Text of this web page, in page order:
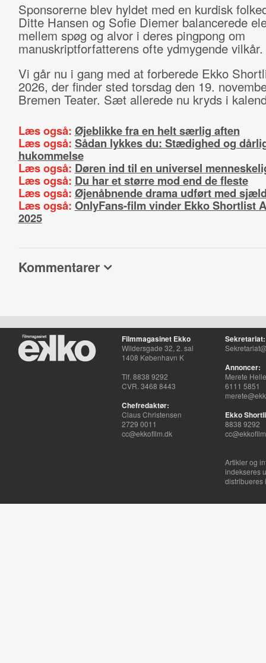
Sponsorerne blev hyldet med en kurdisk
Ditte Hansen og Sofie Diemer balancerede
mellem spøg og alvor i deres pingpong om
manuskriptforfatterens ofte ydmygende vilkår.
Vi går nu i gang med at forberede Ekko
2026, der finder sted torsdag den 19.
Bremen Teater. Sæt allerede nu kryds i
Læs også: Øjeblikke fra en helt særlig aften
Læs også: Sådan lykkes du: Stædighed og
hukommelse
Læs også: Døren ind til en universel
Læs også: Du har et større mod end de fleste
Læs også: Øjenåbnende drama udført med
Læs også: OnlyFans-film vinder Ekko Shortlist
2025
Kommentarer
Filmmagasinet Ekko
Wildersgade 32, 2. sal
1408 København K
Tlf. 8838 9292
CVR. 3468 8443
Chefredaktør:
Claus Christensen
2729 0011
cc@ekkofilm.dk
Sekretariat:
Annoncer:
Merete
6111 5851
Ekko
8838 9292
Artikler og
indekseres
distribueres